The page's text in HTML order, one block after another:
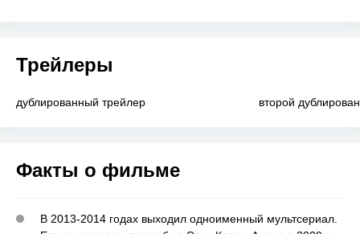
Трейлеры
дублированный трейлер второй
Факты о фильме
В 2013-2014 годах выходил одноименный мультсериал.